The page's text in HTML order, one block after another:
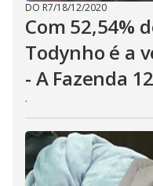
DO R7/18/12/2020
Com 52,54%
Todynho é a
- A Fazenda 12
.